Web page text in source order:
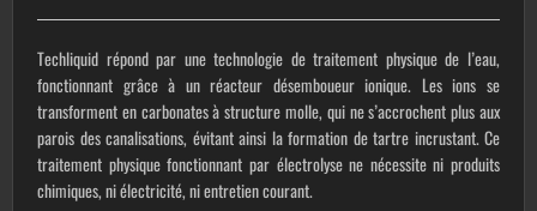
Techliquid répond par une technologie de traitement physique de l’eau,
fonctionnant grâce à un réacteur désemboueur ionique. Les ions se
transforment en carbonates à structure molle, qui ne s’accrochent plus aux
parois des canalisations, évitant ainsi la formation de tartre incrustant. Ce
traitement physique fonctionnant par électrolyse ne nécessite ni produits
chimiques, ni électricité, ni entretien courant.